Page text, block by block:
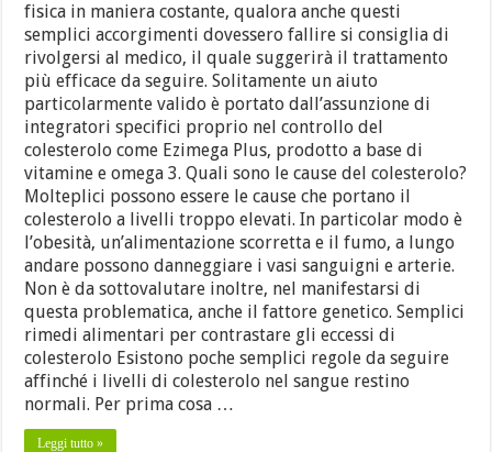
fisica in maniera costante, qualora anche questi
semplici accorgimenti dovessero fallire si consiglia di
rivolgersi al medico, il quale suggerirà il trattamento
più efficace da seguire. Solitamente un aiuto
particolarmente valido è portato dall’assunzione di
integratori specifici proprio nel controllo del
colesterolo come Ezimega Plus, prodotto a base di
vitamine e omega 3. Quali sono le cause del colesterolo?
Molteplici possono essere le cause che portano il
colesterolo a livelli troppo elevati. In particolar modo è
l’obesità, un’alimentazione scorretta e il fumo, a lungo
andare possono danneggiare i vasi sanguigni e arterie.
Non è da sottovalutare inoltre, nel manifestarsi di
questa problematica, anche il fattore genetico. Semplici
rimedi alimentari per contrastare gli eccessi di
colesterolo Esistono poche semplici regole da seguire
affinché i livelli di colesterolo nel sangue restino
normali. Per prima cosa …
Leggi tutto »